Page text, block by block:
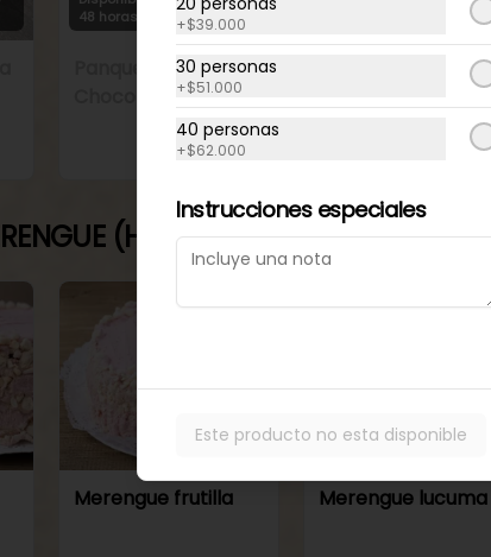
48 horas
Panqueque Naranja
chocolate manjar
(HELADAS)
Merengue frutilla Merengue lucuma
+$39.000
30 personas
+$51.000
40 personas
+$62.000
Instrucciones especiales
Este producto no esta disponible